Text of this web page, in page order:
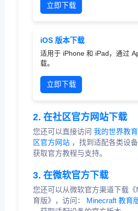
立即下载
iOS 版本下载
适用于 iPhone 和 iPad，通过
载。
立即下载
2. 在社区官方网站下载
您还可以直接访问我的世界教
区官方网站 ，找到适配各类设
获取官方教程与支持。
3. 在微软官方下载
您还可以从微软官方渠道下载
育版》，访问： Minecraft 教育